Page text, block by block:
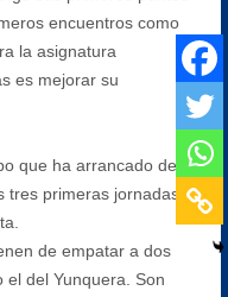
encuentros como
la asignatura
es mejorar su
que ha arrancado de
tres primeras jornadas
de empatar a dos
del Yunquera. Son